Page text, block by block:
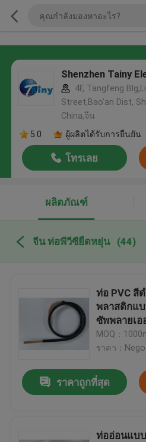
Shenzhen Tainy
4F, Tangfeng
Street,Bao'an Dist,
China,จีน
5.0
ผู้ผลิตได้รับการยืนยัน
โทรเลย
ผลิตภัณฑ์
จีน ท่อพีวีซียืดหยุ่น (44)
ท่อ PVC สี
พลาสติกแ
ซัพพลายเอ
MOQ：
ราคา：
ราคาถูกที่สุด
ท่ออ่อนแบ